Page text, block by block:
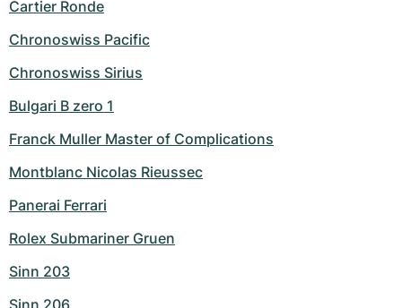
Cartier Ronde
Chronoswiss Pacific
Chronoswiss Sirius
Bulgari B zero 1
Franck Muller Master of Complications
Montblanc Nicolas Rieussec
Panerai Ferrari
Rolex Submariner Gruen
Sinn 203
Sinn 206